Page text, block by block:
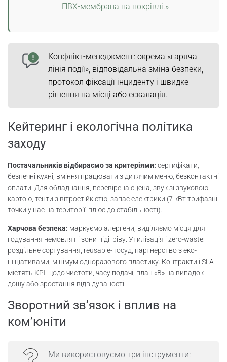
ПВХ-мембрана на покрівлі.»
Конфлікт-менеджмент: окрема «гаряча
лінія події», відповідальна зміна безпеки,
протокол фіксації інциденту і швидке
рішення на місці або ескалація.
Кейтеринг і екологічна політика
заходу
Постачальників відбираємо за критеріями: сертифікати,
безпечні кухні, вміння працювати з дитячим меню, безконтактні
оплати. Для обладнання, перевірена сцена, звук зі звуковою
картою, тенти з вітростійкістю, запас електрики (7 кВт трифазні
точки у нас на території: плюс до стабільності).
Харчова безпека: маркуємо алергени, виділяємо місця для
годування немовлят і зони підігріву. Утилізація і zero-waste:
роздільне сортування, reusable-посуд, партнерство з еко-
ініціативами, мінімум одноразового пластику. Контракти і SLA
містять KPI щодо чистоти, часу подачі, план «B» на випадок
дощу або зростання відвідуваності.
Зворотний зв’язок і вплив на
ком’юніти
Ми використовуємо три інструменти: